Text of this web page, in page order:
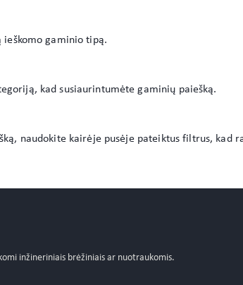
gaminio tipą.
kad susiaurintumėte gaminių paiešką.
naudokite kairėje pusėje pateiktus filtrus, kad
inžineriniais brėžiniais ar nuotraukomis.